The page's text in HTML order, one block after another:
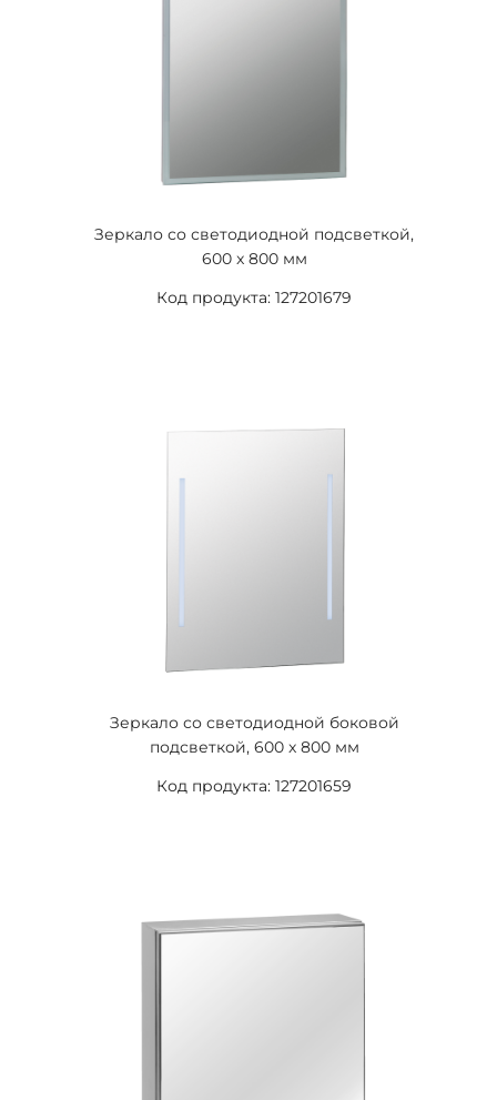
Зеркало со светодиодной подсветкой,
600 x 800 мм
Код продукта: 127201679
Зеркало со светодиодной боковой
подсветкой, 600 x 800 мм
Код продукта: 127201659